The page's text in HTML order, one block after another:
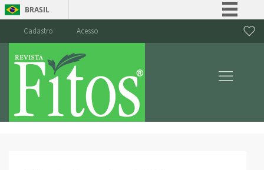
BRASIL
Canais
Cadastro Acesso